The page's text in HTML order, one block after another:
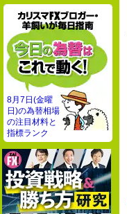
8月7日(金曜
日)の為替相場
の注目材料と
指標ランク